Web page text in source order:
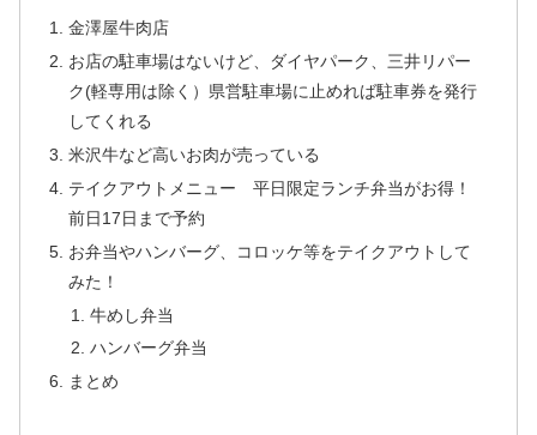
金澤屋牛肉店
お店の駐車場はないけど、ダイヤパーク、三井リパー
ク(軽専用は除く）県営駐車場に止めれば駐車券を発行
してくれる
米沢牛など高いお肉が売っている
テイクアウトメニュー 平日限定ランチ弁当がお得！
前日17日まで予約
お弁当やハンバーグ、コロッケ等をテイクアウトして
みた！
牛めし弁当
ハンバーグ弁当
まとめ